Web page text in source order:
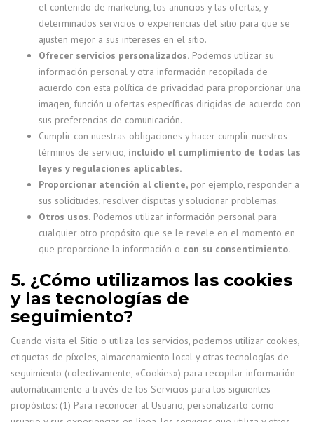
el contenido de marketing, los anuncios y las ofertas, y
determinados servicios o experiencias del sitio para que se
ajusten mejor a sus intereses en el sitio.
Ofrecer servicios personalizados. Podemos utilizar su
información personal y otra información recopilada de
acuerdo con esta política de privacidad para proporcionar una
imagen, función u ofertas específicas dirigidas de acuerdo con
sus preferencias de comunicación.
Cumplir con nuestras obligaciones y hacer cumplir nuestros
términos de servicio, incluido el cumplimiento de todas las
leyes y regulaciones aplicables.
Proporcionar atención al cliente, por ejemplo, responder a
sus solicitudes, resolver disputas y solucionar problemas.
Otros usos. Podemos utilizar información personal para
cualquier otro propósito que se le revele en el momento en
que proporcione la información o con su consentimiento.
5. ¿Cómo utilizamos las cookies
y las tecnologías de
seguimiento?
Cuando visita el Sitio o utiliza los servicios, podemos utilizar cookies,
etiquetas de píxeles, almacenamiento local y otras tecnologías de
seguimiento (colectivamente, «Cookies») para recopilar información
automáticamente a través de los Servicios para los siguientes
propósitos: (1) Para reconocer al Usuario, personalizarlo como